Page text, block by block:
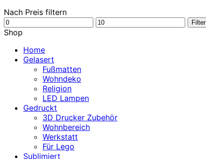
Nach Preis filtern
Min.
Preis
Max.
Filter
Shop
Home
Gelasert
Fußmatten
Wohndeko
Religion
LED Lampen
Gedruckt
3D Drucker Zubehör
Wohnbereich
Werkstatt
Für Lego
Sublimiert